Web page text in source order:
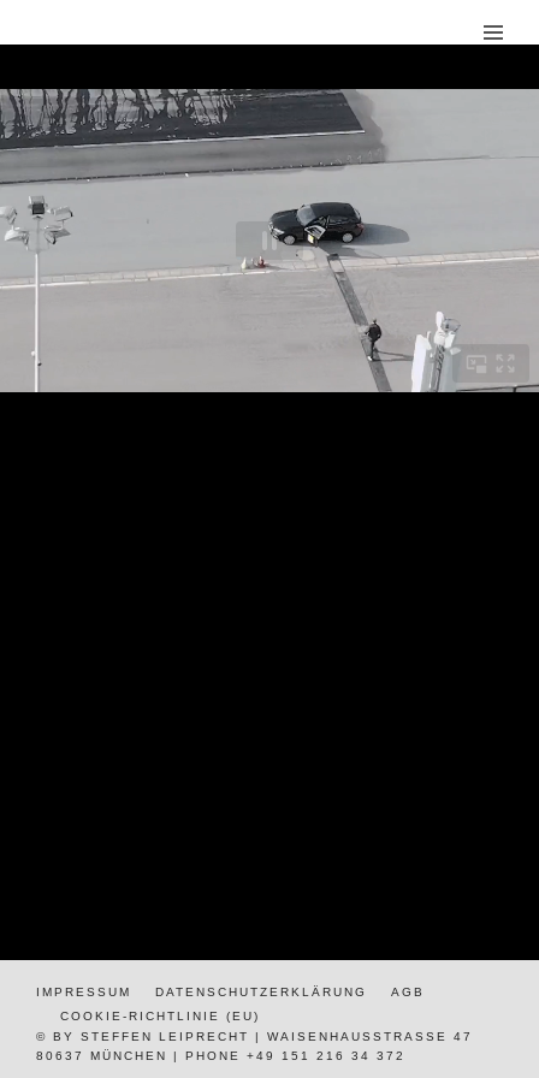
IMPRESSUM DATENSCHUTZERKLÄRUNG
AGB
COOKIE-RICHTLINIE (EU)
© BY STEFFEN LEIPRECHT | WAISENHAUSSTRASSE 47
80637 MÜNCHEN | PHONE +49 151 216 34 372